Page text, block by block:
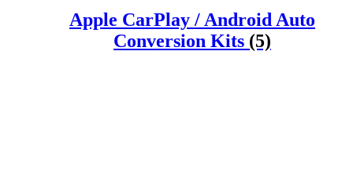
Apple CarPlay / Android Auto
Conversion Kits (5)